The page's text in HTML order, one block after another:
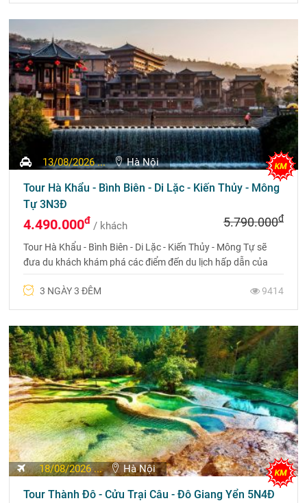
13/08/2026 ... Hà Nội
Tour Hà Khẩu - Bình Biên - Di Lặc - Kiến Thủy - Mông
Tự 3N3Đ
4.490.000đ / khách 5.790.000đ
Tour Hà Khẩu - Bình Biên - Di Lặc - Kiến Thủy - Mông Tự sẽ
đưa du khách khám phá các điểm đến du lịch hấp dẫn của
3 NGÀY 3 ĐÊM
9414
18/08/2026 ... Hà Nội
Tour Thành Đô - Cửu Trại Câu - Đô Giang Yển 5N4Đ